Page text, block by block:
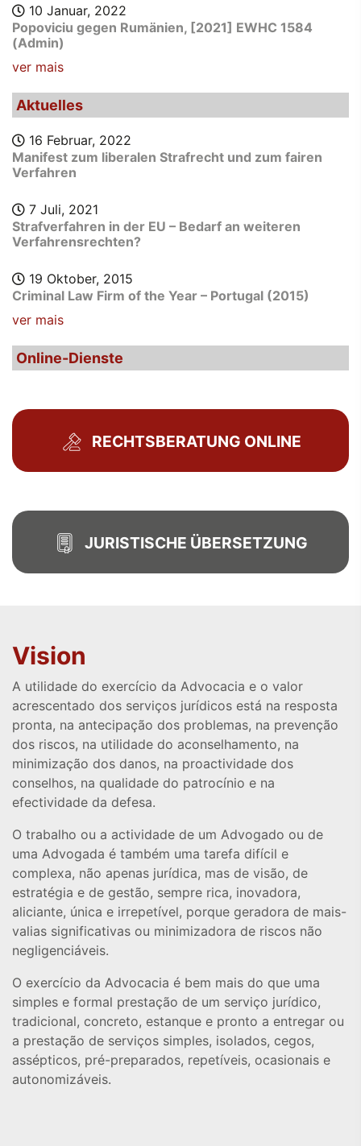
10 Januar, 2022
Popoviciu gegen Rumänien, [2021] EWHC 1584
(Admin)
ver mais
Aktuelles
16 Februar, 2022
Manifest zum liberalen Strafrecht und zum fairen
Verfahren
7 Juli, 2021
Strafverfahren in der EU – Bedarf an weiteren
Verfahrensrechten?
19 Oktober, 2015
Criminal Law Firm of the Year – Portugal (2015)
ver mais
Online-Dienste
RECHTSBERATUNG ONLINE
JURISTISCHE ÜBERSETZUNG
Vision
A utilidade do exercício da Advocacia e o valor
acrescentado dos serviços jurídicos está na resposta
pronta, na antecipação dos problemas, na prevenção
dos riscos, na utilidade do aconselhamento, na
minimização dos danos, na proactividade dos
conselhos, na qualidade do patrocínio e na
efectividade da defesa.
O trabalho ou a actividade de um Advogado ou de
uma Advogada é também uma tarefa difícil e
complexa, não apenas jurídica, mas de visão, de
estratégia e de gestão, sempre rica, inovadora,
aliciante, única e irrepetível, porque geradora de mais-
valias significativas ou minimizadora de riscos não
negligenciáveis.
O exercício da Advocacia é bem mais do que uma
simples e formal prestação de um serviço jurídico,
tradicional, concreto, estanque e pronto a entregar ou
a prestação de serviços simples, isolados, cegos,
assépticos, pré-preparados, repetíveis, ocasionais e
autonomizáveis.